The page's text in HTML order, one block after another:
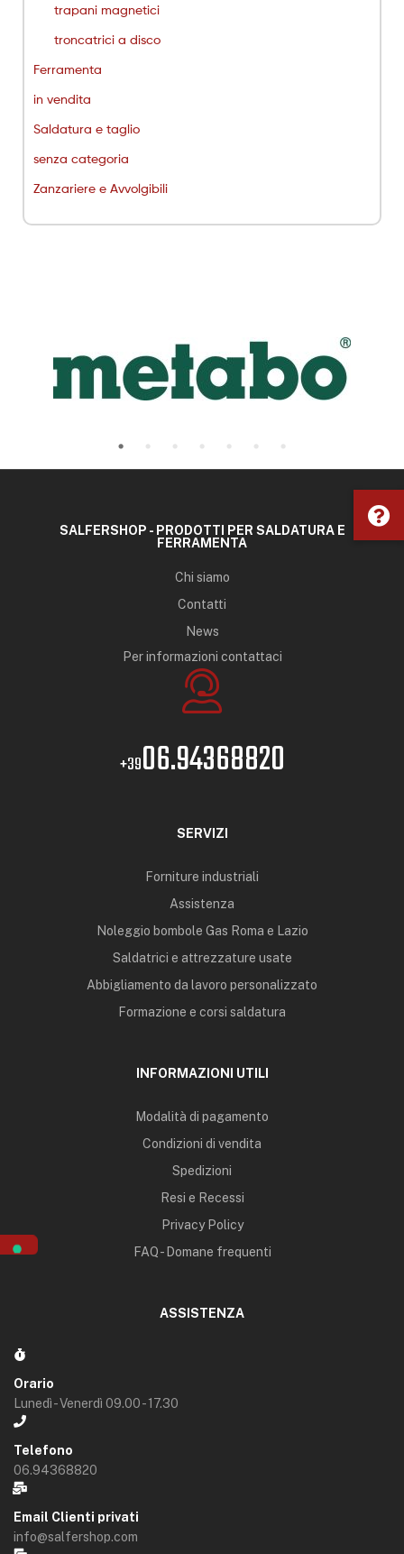
trapani magnetici
troncatrici a disco
Ferramenta
in vendita
Saldatura e taglio
senza categoria
Zanzariere e Avvolgibili
SALFERSHOP - PRODOTTI PER SALDATURA E
FERRAMENTA
Chi siamo
Contatti
News
Per informazioni contattaci
+3906.94368820
SERVIZI
Forniture industriali
Assistenza
Noleggio bombole Gas Roma e Lazio
Saldatrici e attrezzature usate
Abbigliamento da lavoro personalizzato
Formazione e corsi saldatura
INFORMAZIONI UTILI
Modalità di pagamento
Condizioni di vendita
Spedizioni
Resi e Recessi
Privacy Policy
FAQ - Domane frequenti
ASSISTENZA
Orario
Lunedì - Venerdì 09.00 - 17.30
Telefono
06.94368820
Email Clienti privati
info@salfershop.com